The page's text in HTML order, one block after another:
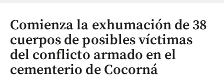
Comienza la exhumación de 38
cuerpos de posibles víctimas
del conflicto armado en el
cementerio de Cocorná